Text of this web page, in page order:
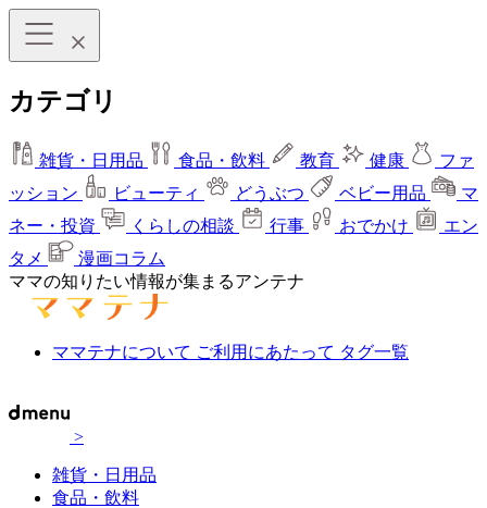
カテゴリ
雑貨・日用品 食品・飲料 教育 健康
ファ
ッション
ビューティ どうぶつ ベビー用品
マ
ネー・投資
くらしの相談 行事 おでかけ
エン
タメ
漫画コラム
ママの知りたい情報が集まるアンテナ
ママテナについて ご利用にあたって タグ一覧
>
雑貨・日用品
食品・飲料